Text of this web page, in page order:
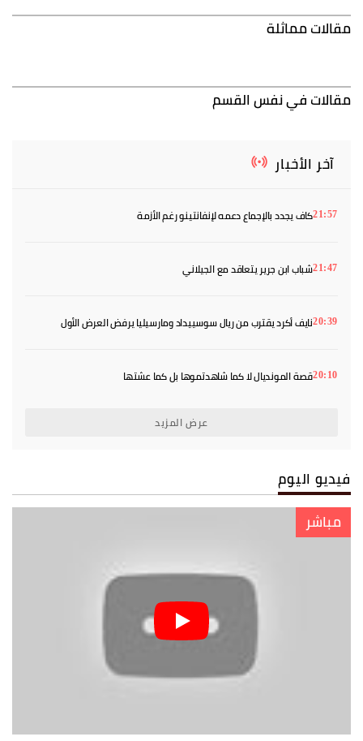
مقالات مماثلة
مقالات في نفس القسم
آخر الأخبار
21:57كاف يجدد بالإجماع دعمه لإنفانتينو رغم الأزمة
21:47شباب ابن جرير يتعاقد مع الجيلاني
20:39نايف أكرد يقترب من ريال سوسييداد ومارسيليا يرفض العرض الأول
20:10قصة المونديال لا كما شاهدتموها بل كما عشتها
عرض المزيد
فيديو اليوم
مباشر